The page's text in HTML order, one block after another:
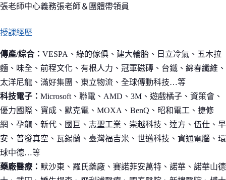
張老師中心義務張老師＆團體帶領員
授課經歷
傳產/綜合： VESPA、綠的傢俱、建大輪胎、日立冷氣、五木拉
麵、味全、前程文化、有根人力、冠軍磁磚、台鐵、綿春纖維、
太洋尼龍、滿好集團、東立物流、全球傳動科技…等
科技電子： Microsoft、聯電、AMD、3M、遊戲橘子、資策會、
優力國際、寶成、默克電、MOXA、BenQ、昭和電工、捷修
網、孕龍、新代、國巨、志聖工業、崇越科技、達方、伍仕、早
安、普發真空、瓦錫蘭、臺灣福吉米、世邁科技、資通電腦、環
球中德…等
藥廠醫療： 默沙東、羅氏藥廠、賽諾菲安萬特、諾華、諾華山德